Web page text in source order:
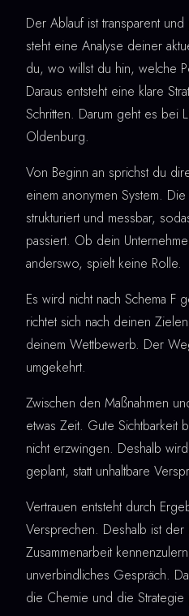
Der Ablauf ist transparent
steht eine Analyse deiner
du, wo willst du hin, welche
Daraus entsteht eine klare
Schritten. Darum geht es bei
Oldenburg.
Von Beginn an sprichst du
einem anonymen System.
strukturiert und messbar,
passiert. Ob dein
anderswo, spielt keine Rolle.
Es wird nicht nach Schema F
richtet sich nach deinen
deinem Wettbewerb. Der
umgekehrt.
Zwischen den Maßnahmen
etwas Zeit. Gute Sichtbarkeit
nicht erzwingen. Deshalb
geplant, statt unhaltbare
Vertrauen entsteht durch
Versprechen. Deshalb ist
Zusammenarbeit
unverbindliches Gespräch.
die Chemie und die Strategie